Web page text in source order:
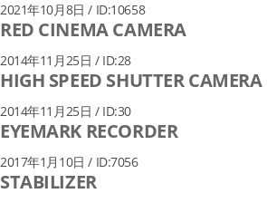
2021年10月8日 / ID:10658
RED CINEMA CAMERA
2014年11月25日 / ID:28
HIGH SPEED SHUTTER CAMERA
2014年11月25日 / ID:30
EYEMARK RECORDER
2017年1月10日 / ID:7056
STABILIZER